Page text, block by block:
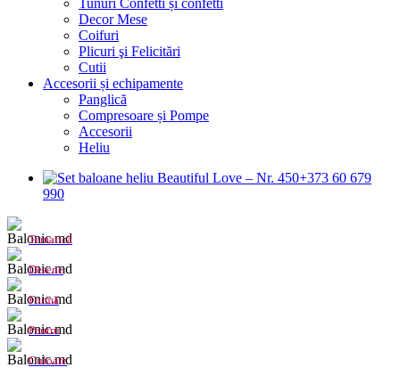
Tunuri Confetti și confetti
Decor Mese
Coifuri
Plicuri şi Felicitări
Cutii
Accesorii și echipamente
Panglică
Compresoare și Pompe
Accesorii
Heliu
+373 60 679
990
Tematică
Desene
Formă
Pentru
Culoare